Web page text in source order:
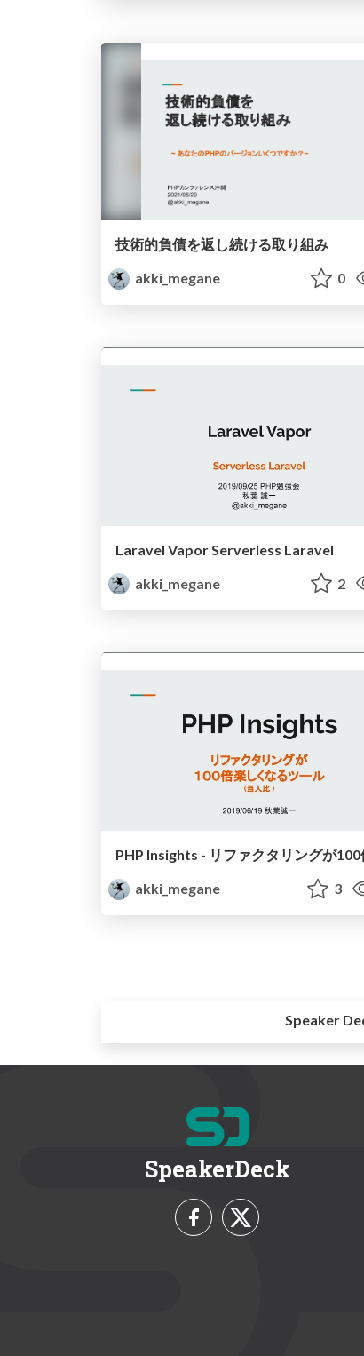
技術的負債を返し続ける取り組み
akki_megane
0
Laravel Vapor Serverless Laravel
akki_megane
2
akki_megane
3
Speaker
SpeakerDeck